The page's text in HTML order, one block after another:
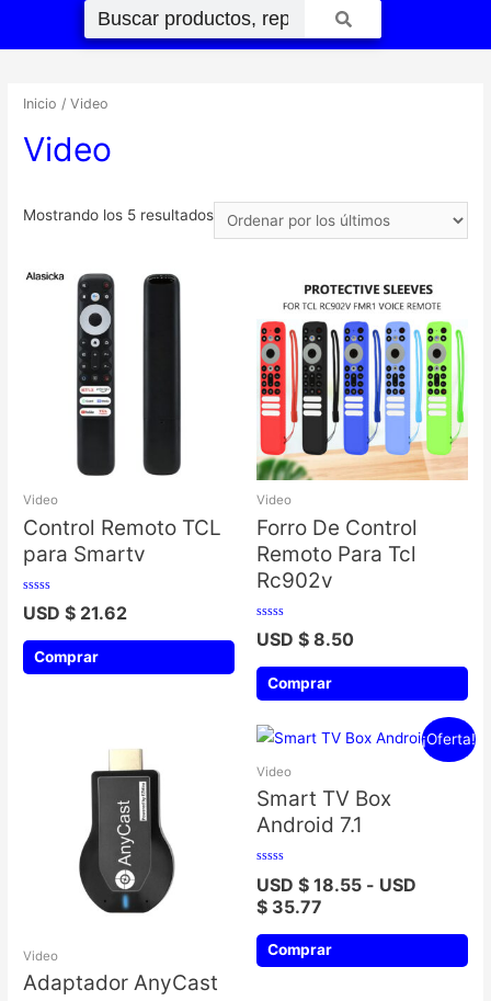
Inicio / Video
Video
Mostrando los 5 resultados
Video
Control Remoto TCL
para Smartv
Valorado
con
de
USD $ 21.62
Comprar
Video
Forro De Control
Remoto Para Tcl
Rc902v
Valorado
con
de
USD $ 8.50
Comprar
Video
Adaptador AnyCast
¡Oferta!
Video
Smart TV Box
Android 7.1
Valorado
con
0
de
USD $ 18.55 - USD
$ 35.77
Comprar